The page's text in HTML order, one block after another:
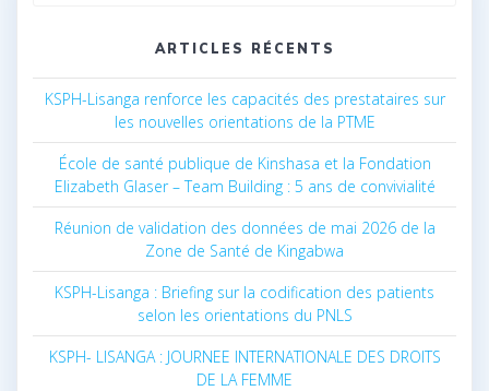
ARTICLES RÉCENTS
KSPH-Lisanga renforce les capacités des prestataires sur
les nouvelles orientations de la PTME
École de santé publique de Kinshasa et la Fondation
Elizabeth Glaser – Team Building : 5 ans de convivialité
Réunion de validation des données de mai 2026 de la
Zone de Santé de Kingabwa
KSPH-Lisanga : Briefing sur la codification des patients
selon les orientations du PNLS
KSPH- LISANGA : JOURNEE INTERNATIONALE DES DROITS
DE LA FEMME